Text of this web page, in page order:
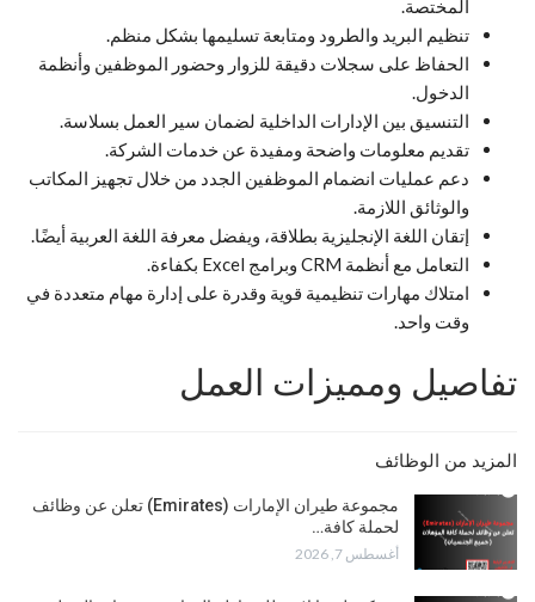
المختصة.
تنظيم البريد والطرود ومتابعة تسليمها بشكل منظم.
الحفاظ على سجلات دقيقة للزوار وحضور الموظفين وأنظمة
الدخول.
التنسيق بين الإدارات الداخلية لضمان سير العمل بسلاسة.
تقديم معلومات واضحة ومفيدة عن خدمات الشركة.
دعم عمليات انضمام الموظفين الجدد من خلال تجهيز المكاتب
والوثائق اللازمة.
إتقان اللغة الإنجليزية بطلاقة، ويفضل معرفة اللغة العربية أيضًا.
التعامل مع أنظمة CRM وبرامج Excel بكفاءة.
امتلاك مهارات تنظيمية قوية وقدرة على إدارة مهام متعددة في
وقت واحد.
تفاصيل ومميزات العمل
المزيد من الوظائف
مجموعة طيران الإمارات (Emirates) تعلن عن وظائف
لحملة كافة…
أغسطس 7, 2026